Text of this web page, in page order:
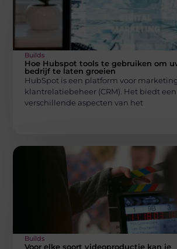
Builds
Hoe Hubspot tools te gebruiken om
bedrijf te laten groeien
HubSpot is een platform voor
klantrelatiebeheer (CRM). Het biedt
verschillende aspecten van het
Builds
Voor elke soort videoproductie kan je